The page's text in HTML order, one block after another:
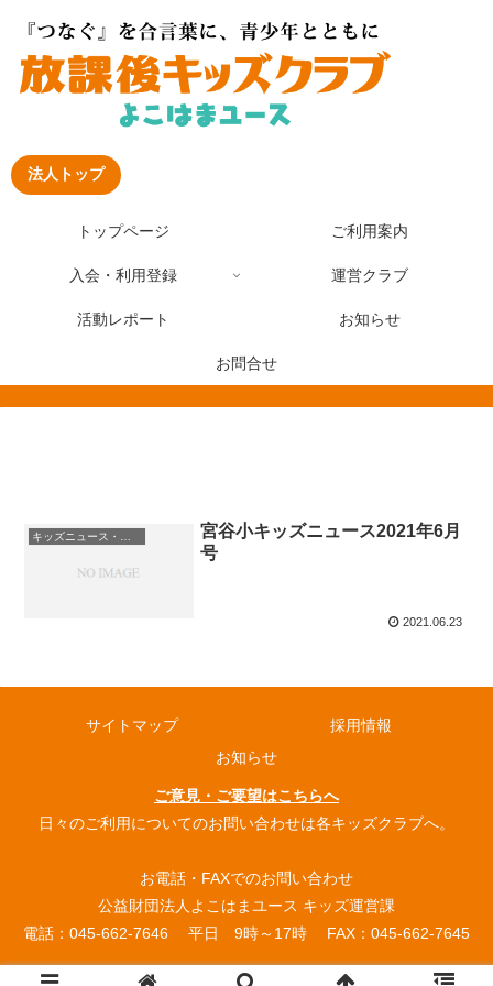
法人トップ
トップページ ご利用案内
入会・利用登録 運営クラブ
活動レポート お知らせ
お問合せ
キッズニュース・お知らせ
宮谷小キッズニュース2021年6月
号
2021.06.23
サイトマップ
採用情報
お知らせ
ご意見・ご要望はこちらへ
日々のご利用についてのお問い合わせは各キッズクラブへ。
お電話・FAXでのお問い合わせ
公益財団法人よこはまユース キッズ運営課
電話：045-662-7646 平日 9時～17時 FAX：045-662-7645